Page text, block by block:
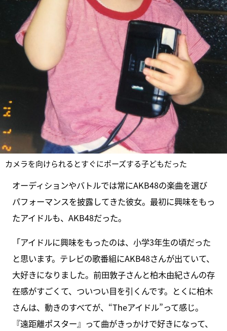
カメラを向けられるとすぐにポーズする子どもだった
オーディションやバトルでは常にAKB48の楽曲を選び
パフォーマンスを披露してきた彼女。最初に興味をもっ
たアイドルも、AKB48だった。
「アイドルに興味をもったのは、小学3年生の頃だった
と思います。テレビの歌番組にAKB48さんが出ていて、
大好きになりました。前田敦子さんと柏木由紀さんの存
在感がすごくて、ついつい目を引くんです。とくに柏木
さんは、動きのすべてが、“Theアイドル”って感じ。
『遠距離ポスター』って曲がきっかけで好きになって、